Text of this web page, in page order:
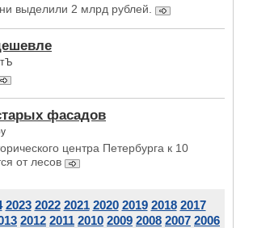
выделили 2 млрд рублей.
фасадов
центра Петербурга к 10
от лесов
2023 2022 2021 2020 2019 2018 2017
2012 2011 2010 2009 2008 2007 2006